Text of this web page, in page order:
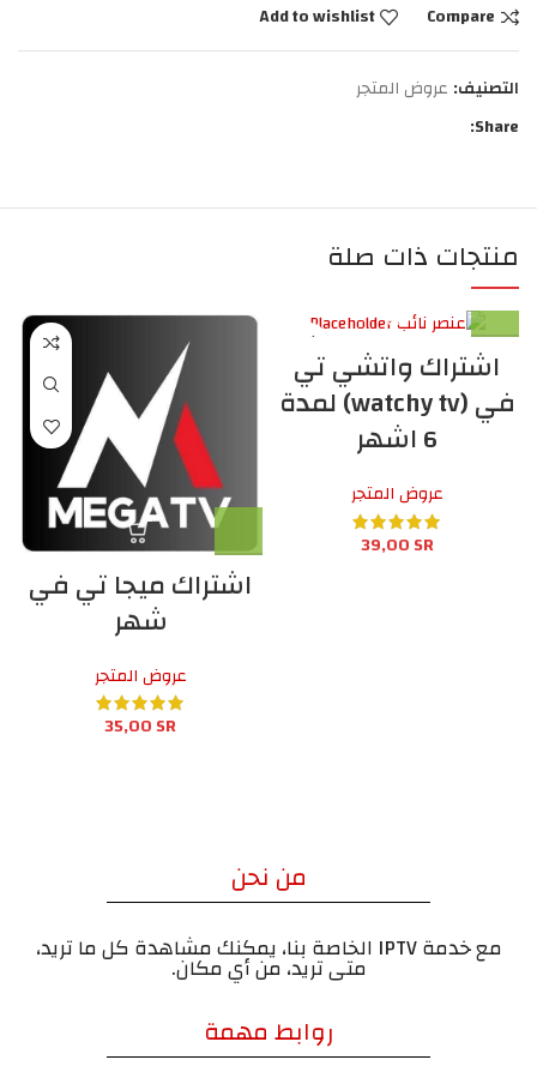
Compare
Add to wishlist
التصنيف: عروض المتجر
Share:
منتجات ذات صلة
اشتراك واتشي تي
في (watchy tv) لمدة
6 اشهر
عروض المتجر
39,00SR
اشتراك ميجا تي في
شهر
عروض المتجر
35,00SR
من نحن
مع خدمة IPTV الخاصة بنا، يمكنك مشاهدة كل ما تريد،
متى تريد، من أي مكان.
روابط مهمة